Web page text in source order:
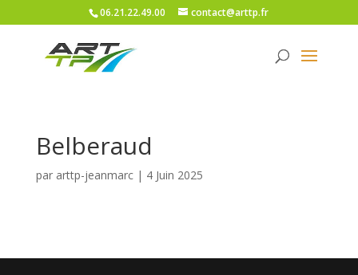
06.21.22.49.00 contact@arttp.fr
Belberaud
par arttp-jeanmarc| 4 Juin 2025